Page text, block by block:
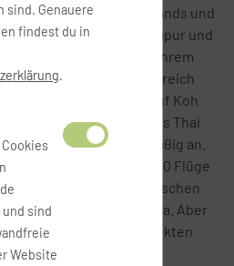
innerhalb Thailands und
Singapur, Kuala Lumpur und
und Koh Samui, ihrem
bis Ende 2007 erfolgreich
Airlines Landerechte auf Koh
hat sich wenigstens Thai
Koh Samui regelmäßig an.
und von Bangkok fast 20 Flüge
Flugverbindungen zwischen
Chiang Mai und Pattaya. Aber
aus keine direkten
sind. Genauere
findest du in
.
sind
Website